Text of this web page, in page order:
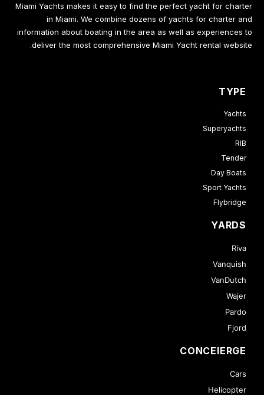
Miami Yachts makes it easy to find the perfect yacht for charter
in Miami. We combine dozens of yachts for charter and
information about boating in the area as well as experiences to
deliver the most comprehensive Miami Yacht rental website.
TYPE
Yachts
Superyachts
RIB
Tender
Day Boats
Sport Yachts
Flybridge
YARDS
Riva
Vanquish
VanDutch
Wajer
Pardo
Fjord
CONCEIERGE
Cars
Helicopter